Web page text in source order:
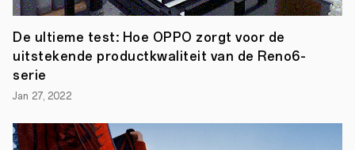
essentiële
in
hoe
mensen
De ultieme test: Hoe OPPO zorgt voor de
uitstekende productkwaliteit van de Reno6-
serie
Jan 27, 2022